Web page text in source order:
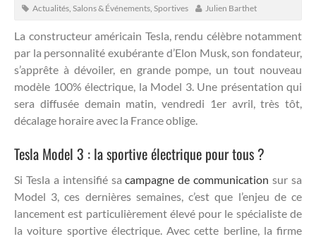
Actualités Salons & Événements Sportives Julien Barthet
La constructeur américain Tesla, rendu célèbre notamment
par la personnalité exubérante d’Elon Musk, son fondateur,
s’apprête à dévoiler, en grande pompe, un tout nouveau
modèle 100% électrique, la Model 3.Une présentation qui
sera diffusée demain matin, vendredi 1er avril, très tôt,
décalage horaire avec la France oblige.
Tesla Model 3 : la sportive électrique pour tous ?
Si Tesla a intensifié sacampagne de communication sur sa
Model 3, ces dernières semaines, c’est que l’enjeu de ce
lancement est particulièrement élevé pour le spécialiste de
la voiture sportive électrique. Avec cette berline, la firme